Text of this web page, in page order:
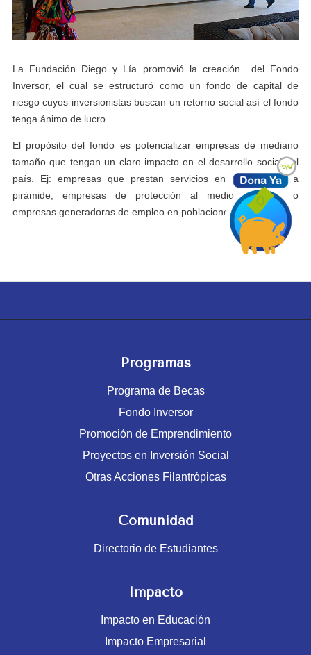
La Fundación Diego y Lía promovió la creación del Fondo
Inversor, el cual se estructuró como un fondo de capital de
riesgo cuyos inversionistas buscan un retorno social así el fondo
tenga ánimo de lucro.
El propósito del fondo es potencializar empresas de mediano
tamaño que tengan un claro impacto en el desarrollo social del
país. Ej: empresas que prestan servicios en la base de la
pirámide, empresas de protección al medio ambiente o
empresas generadoras de empleo en poblaciones vulnerables
Programas
Programa de Becas
Fondo Inversor
Promoción de Emprendimiento
Proyectos en Inversión Social
Otras Acciones Filantrópicas
Comunidad
Directorio de Estudiantes
Impacto
Impacto en Educación
Impacto Empresarial